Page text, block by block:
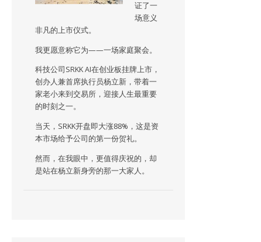
证了一
场意义
非凡的上市仪式。
我更愿意称它为——一场家庭聚会。
科技公司SRKK AI在创业板挂牌上市，
创办人兼首席执行员杨立新，带着一
家老小来到交易所，迎接人生最重要
的时刻之一。
当天，SRKK开盘即大涨88%，这是资
本市场给予公司的第一份贺礼。
然而，在我眼中，更值得庆祝的，却
是站在杨立新身旁的那一大家人。